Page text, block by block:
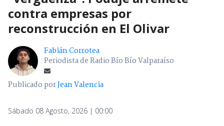
contra empresas por
reconstrucción en El Olivar
Fabián Corrotea
Periodista de Radio Bío Bío Valparaíso
Publicado porJean Valencia
Sábado 08 Agosto, 2026 | 00:00